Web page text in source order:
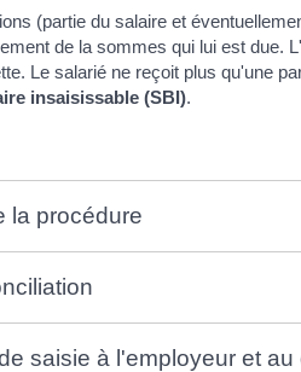
(partie du salaire et
de la sommes qui lui est due.
Le salarié ne reçoit plus qu'une
insaisissable (SBI).
la procédure
saisie à l'employeur et au